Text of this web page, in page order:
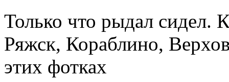
Только что рыдал сидел.
Ряжск, Кораблино,
этих фотках